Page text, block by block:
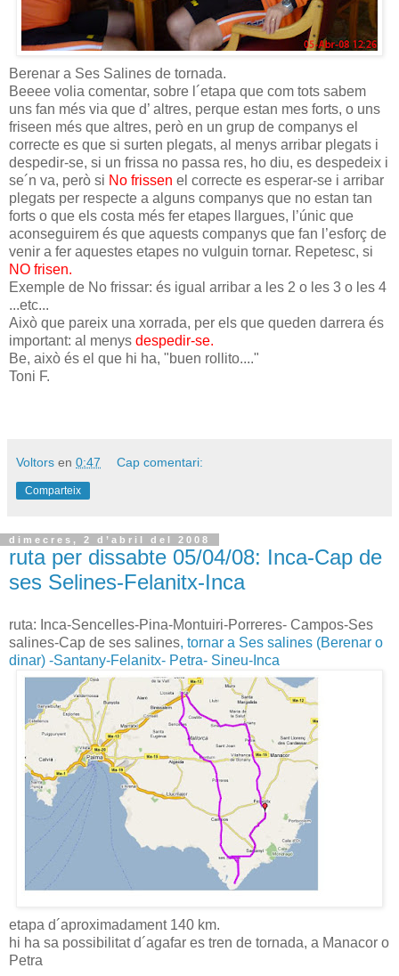
Berenar a Ses Salines de tornada.
Beeee volia comentar, sobre l´etapa que com tots sabem
uns fan més via que d’ altres, perque estan mes forts, o uns
friseen més que altres, però en un grup de companys el
correcte es que si surten plegats, al menys arribar plegats i
despedir-se, si un frissa no passa res, ho diu, es despedeix i
se´n va, però si No frissen el correcte es esperar-se i arribar
plegats per respecte a alguns companys que no estan tan
forts o que els costa més fer etapes llargues, l’únic que
aconseguirem és que aquests companys que fan l’esforç de
venir a fer aquestes etapes no vulguin tornar. Repetesc, si
NO frisen.
Exemple de No frissar: és igual arribar a les 2 o les 3 o les 4
...etc...
Això que pareix una xorrada, per els que queden darrera és
important: al menys despedir-se.
Be, això és el que hi ha, "buen rollito...."
Toni F.
Voltors en 0:47 Cap comentari:
Comparteix
dimecres, 2 d’abril del 2008
ruta per dissabte 05/04/08: Inca-Cap de
ses Selines-Felanitx-Inca
ruta: Inca-Sencelles-Pina-Montuiri-Porreres- Campos-Ses
salines-Cap de ses salines, tornar a Ses salines (Berenar o
dinar) -Santany-Felanitx- Petra- Sineu-Inca
etapa d´aproximadament 140 km.
hi ha sa possibilitat d´agafar es tren de tornada, a Manacor o
Petra